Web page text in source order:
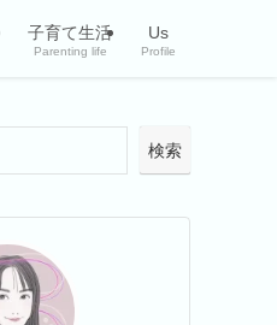
子育て生活
Parenting life
Us
Profile
検索